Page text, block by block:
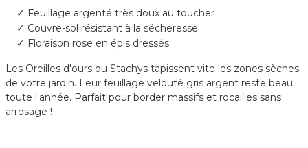
Feuillage argenté très doux au toucher
Couvre-sol résistant à la sécheresse
Floraison rose en épis dressés
Les Oreilles d'ours ou Stachys tapissent vite les zones sèches
de votre jardin. Leur feuillage velouté gris argent reste beau
toute l'année. Parfait pour border massifs et rocailles sans
arrosage !